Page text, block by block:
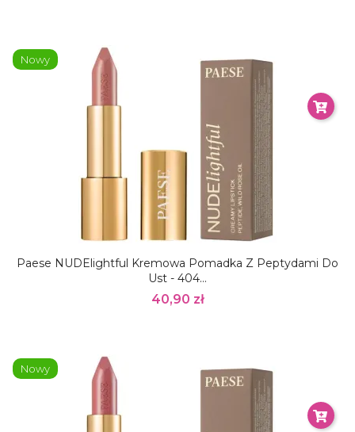
Paese NUDElightful Kremowa Pomadka Z Peptydami Do
Ust - 404...
40,90 zł
Nowy
Nowy